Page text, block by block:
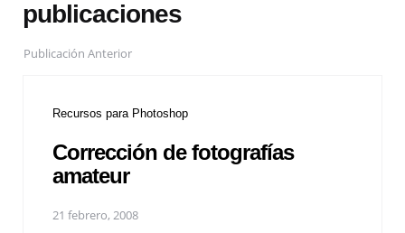
publicaciones
Publicación Anterior
Recursos para Photoshop
Corrección de fotografías
amateur
21 febrero, 2008